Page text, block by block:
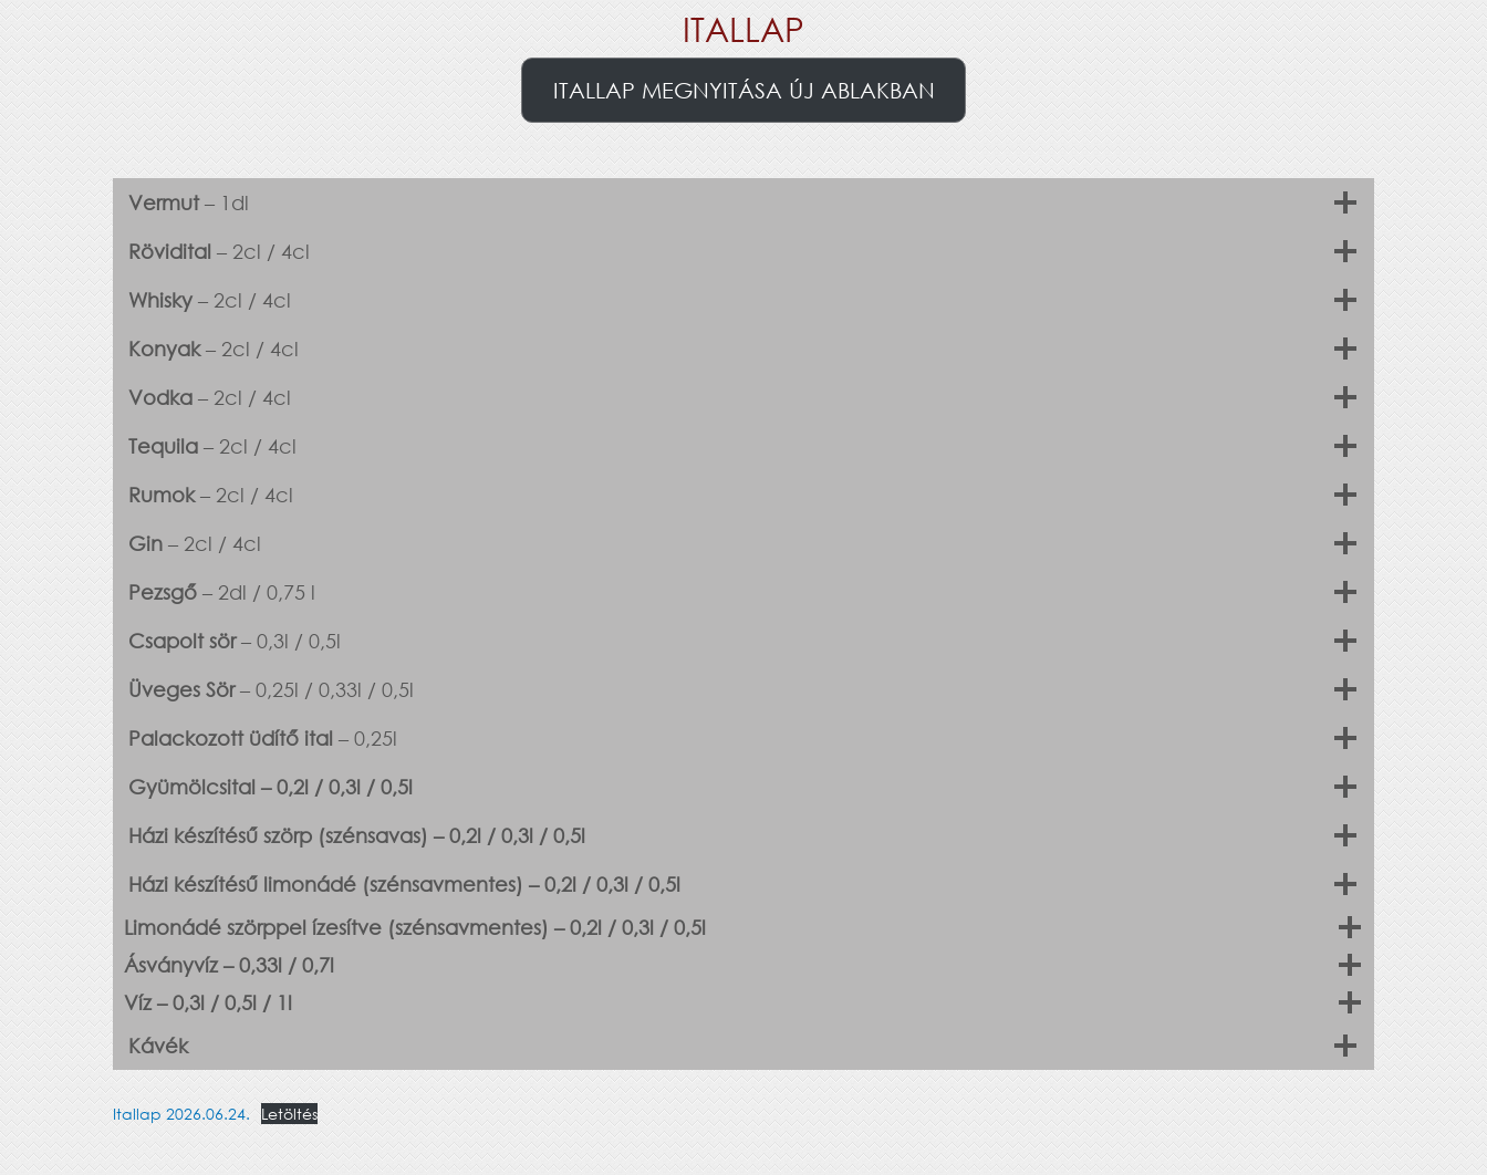
ITALLAP
ITALLAP MEGNYITÁSA ÚJ ABLAKBAN
Vermut– 1dl
Rövidital – 2cl / 4cl
Whisky – 2cl / 4cl
Konyak– 2cl / 4cl
Vodka – 2cl / 4cl
Tequila – 2cl / 4cl
Rumok– 2cl / 4cl
Gin – 2cl / 4cl
Pezsgő – 2dl / 0,75 l
Csapolt sör– 0,3l / 0,5l
Üveges Sör– 0,25l / 0,33l / 0,5l
Palackozott üdítő ital – 0,25l
Gyümölcsital – 0,2l / 0,3l / 0,5l
Házi készítésű szörp (szénsavas) – 0,2l / 0,3l / 0,5l
Házi készítésű limonádé (szénsavmentes) – 0,2l / 0,3l / 0,5l
Limonádé szörppel ízesítve (szénsavmentes) – 0,2l / 0,3l / 0,5l
Ásványvíz – 0,33l / 0,7l
Víz – 0,3l / 0,5l / 1l
Kávék
Itallap 2026.06.24. Letöltés